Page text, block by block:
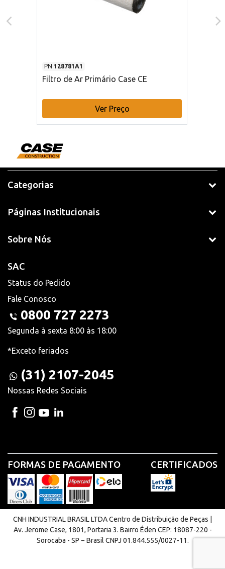
PN 128781A1
Filtro de Ar Primário Case CE
Ver Preço
Categorias
Páginas Institucionais
Sobre Nós
SAC
Status do Pedido
Fale Conosco
0800 727 2273
Segunda à sexta 8:00 às 18:00
*Exceto feriados
(31) 2107-2045
Nossas Redes Sociais
FORMAS DE PAGAMENTO CERTIFICADOS
CNH INDUSTRIAL BRASIL LTDA Centro de Distribuição de Peças |
Av. Jerome Case, 1801, Portaria 3. Bairro Éden CEP: 18087-220 -
Sorocaba - SP − Brasil CNPJ 01.844.555/0027-11.